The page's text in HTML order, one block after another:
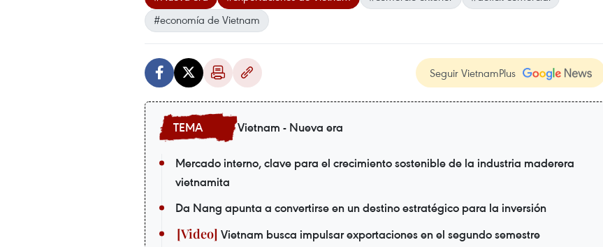
#economía de Vietnam
Seguir VietnamPlus
Vietnam - Nueva era
Mercado interno, clave para el crecimiento sostenible de la industria maderera
vietnamita
Da Nang apunta a convertirse en un destino estratégico para la inversión
Vietnam busca impulsar exportaciones en el segundo semestre